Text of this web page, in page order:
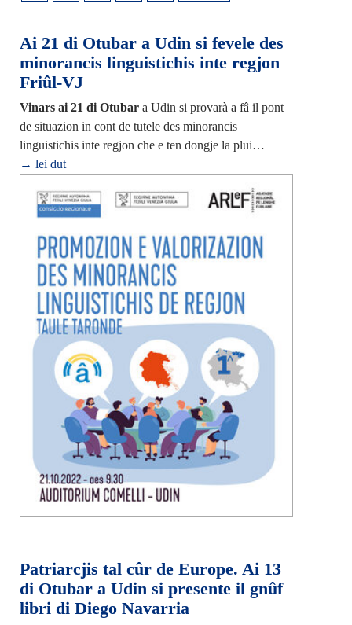
Ai 21 di Otubar a Udin si fevele des
minorancis linguistichis inte regjon
Friûl-VJ
Vinars ai 21 di Otubara Udin si provarà a fâ il pont
de situazion in cont de tutele des minorancis
linguistichis inte regjon che e ten dongje la plui…
→ lei dut
Patriarcjis tal cûr de Europe. Ai 13
di Otubar a Udin si presente il gnûf
libri di Diego Navarria